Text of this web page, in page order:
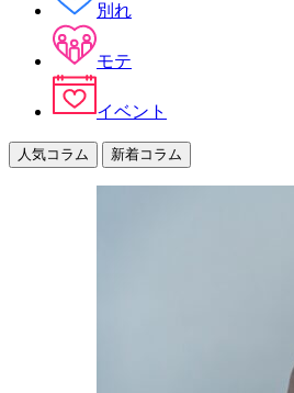
別れ
モテ
イベント
人気コラム 新着コラム